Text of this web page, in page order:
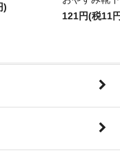
)
121円(税11